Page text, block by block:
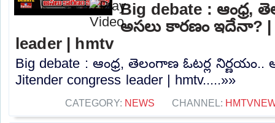
Big debate : ఆంధ్ర,
అసలు కారణం ఇదేనా? |
leader | hmtv
Big debate : ఆంధ్ర, తెలంగాణ ఓటర్ల
Jitender congress leader | hmtv.....»»
CATEGORY: NEWS CHANNEL: